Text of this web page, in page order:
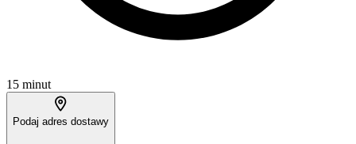
15 minut
Podaj adres dostawy